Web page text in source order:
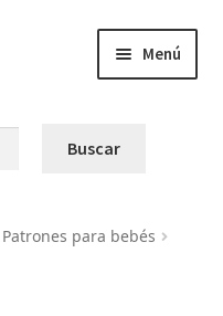
Menú
el
Patrones para bebés